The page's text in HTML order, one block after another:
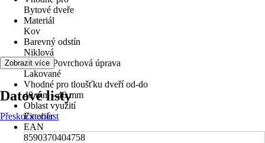
Bytové dveře
Materiál
Kov
Barevný odstín
Niklová
Povrch/Povrchová úprava
Lakované
Vhodné pro tloušťku dveří od-do
40 mm - 40 mm
Oblast využití
Exteriér
EAN
8590370404758
Zobrazit více
Datové listy
Přeskočit oblast